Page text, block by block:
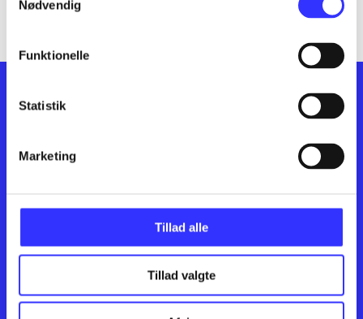
Nødvendig
Funktionelle
Statistik
Marketing
Tillad alle
Tillad valgte
Feedback
Kontakt os
Leverandører
English
Artikler
Film
Musik
Noder